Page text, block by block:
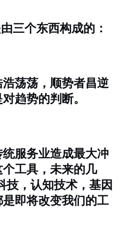
三个东西构成的：
荡荡，顺势者昌逆
趋势的判断。
服务业造成最大冲
工具，未来的几
技，认知技术，基因
即将改变我们的工